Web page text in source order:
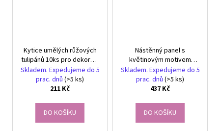
Kytice umělých růžových
tulipánů 10ks pro dekoraci
interiéru
Skladem. Expedujeme do 5
prac. dnů (>5 ks)
211 Kč
DO KOŠÍKU
Nástěnný panel s
květinovým motivem
ECRU, 35x35 cm, materiál:
jedwab a plast
Skladem. Expedujeme do 5
prac. dnů (>5 ks)
437 Kč
DO KOŠÍKU